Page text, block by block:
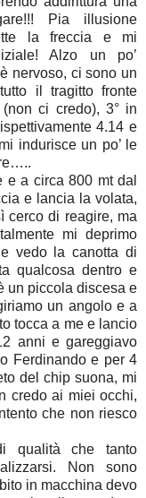
Pia illusione
la freccia e mi
Alzo un po’
nervoso, ci sono un
il tragitto fronte
ci credo), 3° in
4.14 e
indurisce un po’ le
e a circa 800 mt dal
e lancia la volata,
cerco di reagire, ma
mi deprimo
vedo la canotta di
qualcosa dentro e
un piccola discesa e
un angolo e a
tocca a me e lancio
anni e gareggiavo
Ferdinando e per 4
del chip suona, mi
credo ai miei occhi,
che non riesco
qualità che tanto
Non sono
in macchina devo